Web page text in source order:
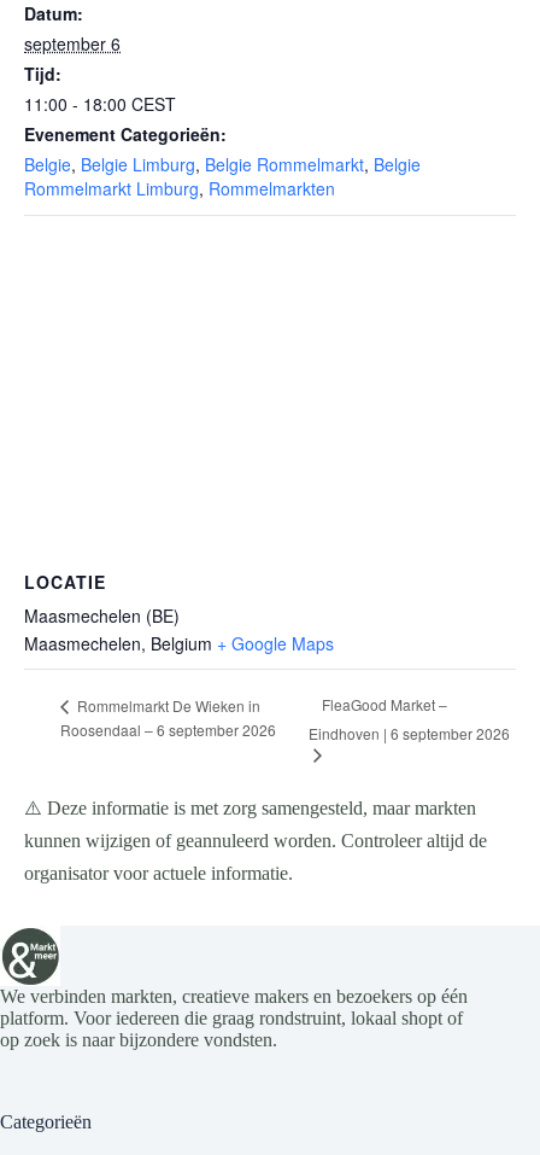
Datum:
september 6
Tijd:
11:00 - 18:00 CEST
Evenement Categorieën:
Belgie, Belgie Limburg, Belgie Rommelmarkt, Belgie
Rommelmarkt Limburg, Rommelmarkten
LOCATIE
Maasmechelen (BE)
Maasmechelen, Belgium + Google Maps
Rommelmarkt De Wieken in
Roosendaal – 6 september 2026
FleaGood Market –
Eindhoven | 6 september 2026
⚠️ Deze informatie is met zorg samengesteld, maar markten
kunnen wijzigen of geannuleerd worden. Controleer altijd de
organisator voor actuele informatie.
We verbinden markten, creatieve makers en bezoekers op één
platform. Voor iedereen die graag rondstruint, lokaal shopt of
op zoek is naar bijzondere vondsten.
Categorieën